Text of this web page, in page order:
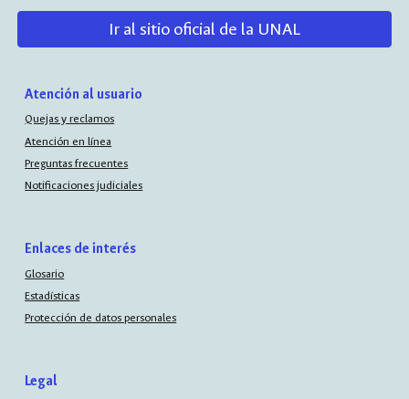
Ir al sitio oficial de la UNAL
Atención al usuario
Quejas y reclamos
Atención en línea
Preguntas frecuentes
Notificaciones judiciales
Enlaces de interés
Glosario
Estadísticas
Protección de datos personales
Legal